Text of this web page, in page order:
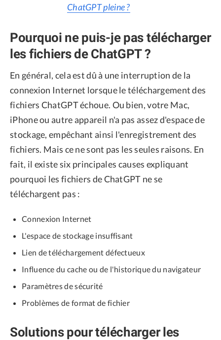
ChatGPT pleine ?
Pourquoi ne puis-je pas télécharger
les fichiers de ChatGPT ?
En général, cela est dû à une interruption de la
connexion Internet lorsque le téléchargement des
fichiers ChatGPT échoue. Ou bien, votre Mac,
iPhone ou autre appareil n'a pas assez d'espace de
stockage, empêchant ainsi l'enregistrement des
fichiers. Mais ce ne sont pas les seules raisons. En
fait, il existe six principales causes expliquant
pourquoi les fichiers de ChatGPT ne se
téléchargent pas :
Connexion Internet
L'espace de stockage insuffisant
Lien de téléchargement défectueux
Influence du cache ou de l'historique du navigateur
Paramètres de sécurité
Problèmes de format de fichier
Solutions pour télécharger les